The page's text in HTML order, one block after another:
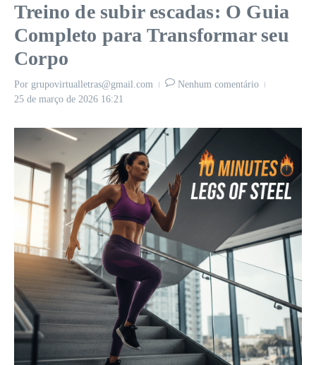
Treino de subir escadas: O Guia
Completo para Transformar seu
Corpo
Por grupovirtualletras@gmail.com
Nenhum comentário
25 de março de 2026 16:21